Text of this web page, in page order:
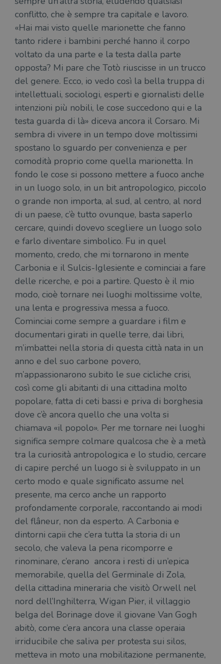
conflitto, che è sempre tra capitale e lavoro.
«Hai mai visto quelle marionette che fanno
tanto ridere i bambini perché hanno il corpo
voltato da una parte e la testa dalla parte
opposta? Mi pare che Totò riuscisse in un trucco
del genere. Ecco, io vedo così la bella truppa di
intellettuali, sociologi, esperti e giornalisti delle
intenzioni più nobili, le cose succedono qui e la
testa guarda di là» diceva ancora il Corsaro. Mi
sembra di vivere in un tempo dove moltissimi
spostano lo sguardo per convenienza e per
comodità proprio come quella marionetta. In
fondo le cose si possono mettere a fuoco anche
in un luogo solo, in un bit antropologico, piccolo
o grande non importa, al sud, al centro, al nord
di un paese, c’è tutto ovunque, basta saperlo
cercare, quindi dovevo scegliere un luogo solo
e farlo diventare simbolico. Fu in quel
momento, credo, che mi tornarono in mente
Carbonia e il Sulcis-Iglesiente e cominciai a fare
delle ricerche, e poi a partire. Questo è il mio
modo, cioè tornare nei luoghi moltissime volte,
una lenta e progressiva messa a fuoco.
Cominciai come sempre a guardare i film e
documentari girati in quelle terre, dai libri,
m’imbattei nella storia di questa città nata in un
anno e del suo carbone povero,
m’appassionarono subito le sue cicliche crisi,
così come gli abitanti di una cittadina molto
popolare, fatta di ceti bassi e priva di borghesia
dove c’è ancora quello che una volta si
chiamava «il popolo». Per me tornare nei luoghi
significa sempre colmare qualcosa che è a metà
tra la curiosità antropologica e lo studio, cercare
di capire perché un luogo si è sviluppato in un
certo modo e quale significato assume nel
presente, ma cerco anche un rapporto
profondamente corporale, raccontando ai modi
del flâneur, non da esperto. A Carbonia e
dintorni capii che c’era tutta la storia di un
secolo, che valeva la pena ricomporre e
rinominare, c’erano ancora i resti di un’epica
memorabile, quella del Germinale di Zola,
della cittadina mineraria che visitò Orwell nel
nord dell’Inghilterra, Wigan Pier, il villaggio
belga del Borinage dove il giovane Van Gogh
abitò, come c’era ancora una classe operaia
irriducibile che saliva per protesta sui silos,
metteva in moto una mobilitazione permanente,